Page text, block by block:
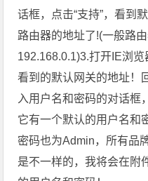
话框，点击“支持”，看到
路由器的地址了!(一般路
192.168.0.1)3.打开IE浏览
看到的默认网关的地址！
入用户名和密码的对话框
它有一个默认的用户名和
密码也为Admin，所有品
是不一样的，我将会在附